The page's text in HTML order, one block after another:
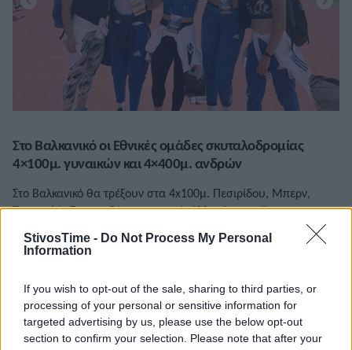
StivosTime - Do Not Process My Personal
Information
If you wish to opt-out of the sale, sharing to third parties, or
processing of your personal or sensitive information for
targeted advertising by us, please use the below opt-out
section to confirm your selection. Please note that after your
Στο Βαλκανικό οι Εθνικές ομάδες σκυταλοδρομίας
4×100μ. γυναικών και 4×400μ. ανδρών
Στο Βαλκανικό θα τρέξουν στα 4x100μ. Πεσιρίδου, Μπερν,
Τσουκαλά, Σπανουδάκη και στα 4x400μ. Δουκατέλης,
14/06/2022 • 13:14